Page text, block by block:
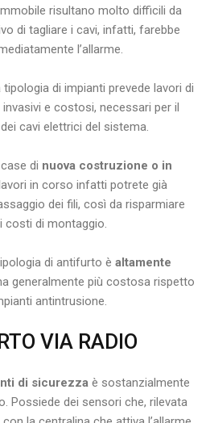
risultano molto difficili da
di tagliare i cavi, infatti, farebbe
l’allarme.
di impianti prevede lavori di
invasivi e costosi, necessari per il
cavi elettrici del sistema.
di nuova costruzione o in
in corso infatti potrete già
dei fili, così da risparmiare
costi di montaggio.
di antifurto è altamente
generalmente più costosa rispetto
antintrusione.
VIA RADIO
di sicurezza è sostanzialmente
Possiede dei sensori che, rilevata